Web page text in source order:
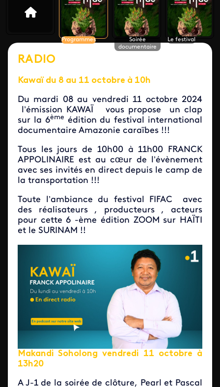
Programmes
Soirée
documentaire
Le festival
RADIO
Kawaï du 8 au 11 octobre à 10h
Du mardi 08 au vendredi 11 octobre 2024
l’émission KAWAÏ vous propose un clap
sur la 6ème
édition du festival international
documentaire Amazonie caraïbes !!!
Tous les jours de 10h00 à 11h00 FRANCK
APPOLINAIRE est au cœur de l’évènement
avec ses invités en direct depuis le camp de
la transportation !!!
Toute l’ambiance du festival FIFAC avec
des réalisateurs , producteurs , acteurs
pour cette 6 -ème édition ZOOM sur HAÏTI
et le SURINAM !!
Makandi Soholong vendredi 11 octobre à
13h20
A J-1 de la soirée de clôture, Pearl et Pascal